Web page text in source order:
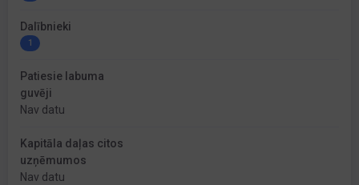
Dalībnieki
1
Patiesie labuma
guvēji
Nav datu
Kapitāla daļas citos
uzņēmumos
Nav datu